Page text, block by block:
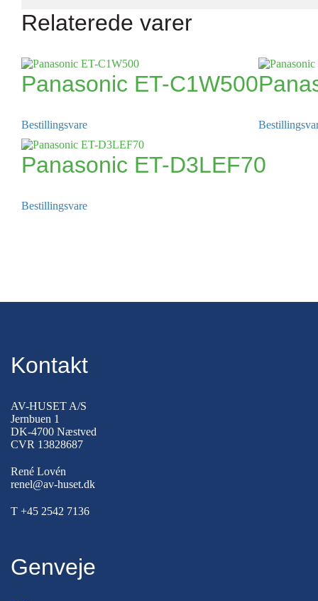
Relaterede varer
Panasonic ET-C1W500
Bestillingsvare
Panasonic ET-D3LEF70
Bestillingsvare
Kontakt
AV-HUSET A/S
Jernbuen 1
DK-4700 Næstved
CVR 13828687
René Lovén
renel@av-huset.dk
T +45 2542 7136
Genveje